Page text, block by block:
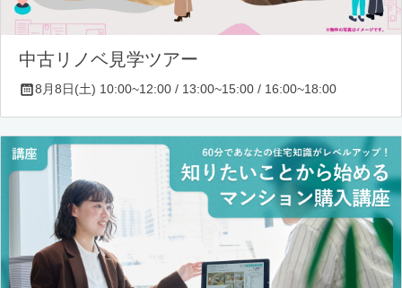
中古リノベ見学ツアー
8月8日(土) 10:00~12:00 / 13:00~15:00 / 16:00~18:00